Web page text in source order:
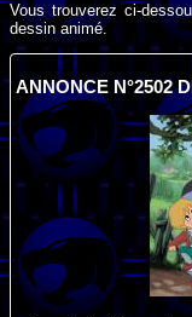
Vous trouverez ci-
dessin animé.
ANNONCE N°2502